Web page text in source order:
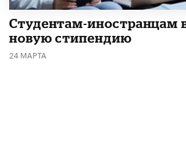
Студентам-иностранцам
новую стипендию
24 МАРТА